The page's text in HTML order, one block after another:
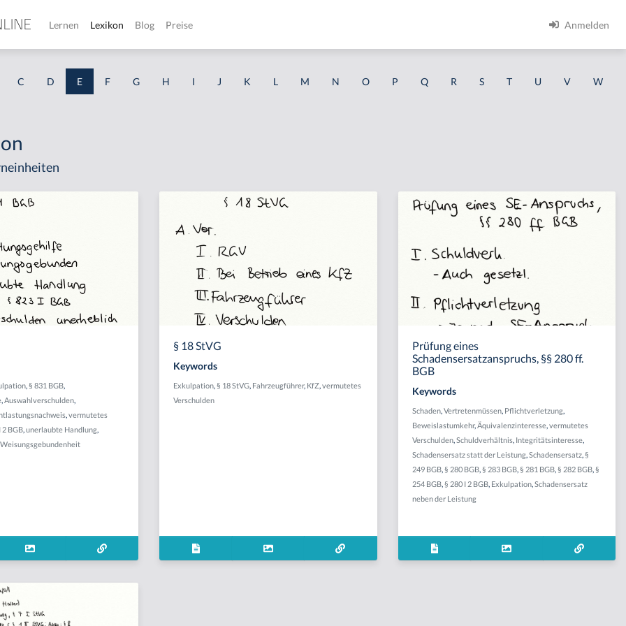
Lernen Lexikon Blog Preise Anmelden
C D E F G H I J K L M N O P Q R S T U V W
,§ 831 BGB,
,Auswahlverschulden,
,vermutetes
2 BGB,unerlaubte Handlung,
Weisungsgebundenheit
§ 18 StVG
Keywords
Exkulpation,§ 18 StVG, Fahrzeugführer, KfZ,vermutetes
Verschulden
Prüfung eines
Schadensersatzanspruchs, §§ 280 ff.
BGB
Keywords
Schaden,Vertretenmüssen, Pflichtverletzung,
Beweislastumkehr,Äquivalenzinteresse,vermutetes
Verschulden,Schuldverhältnis, Integritätsinteresse,
Schadensersatz statt der Leistung,Schadensersatz,§
249 BGB,§ 280 BGB,§ 283 BGB,§ 281 BGB,§ 282 BGB,§
254 BGB,§ 280 I 2 BGB, Exkulpation,Schadensersatz
neben der Leistung